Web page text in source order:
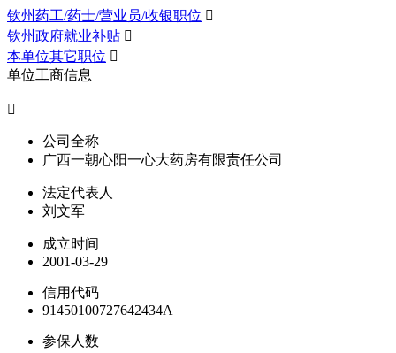
钦州药工/药士/营业员/收银职位 
钦州政府就业补贴 
本单位其它职位 
单位工商信息

公司全称
广西一朝心阳一心大药房有限责任公司
法定代表人
刘文军
成立时间
2001-03-29
信用代码
91450100727642434A
参保人数